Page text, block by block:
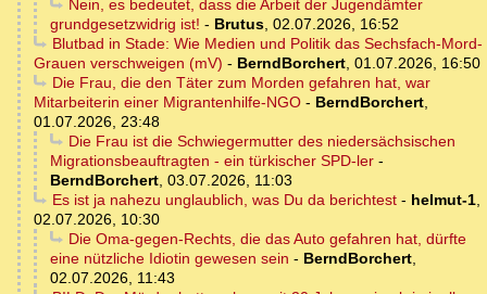
Nein, es bedeutet, dass die Arbeit der Jugendämter
grundgesetzwidrig ist! - Brutus, 02.07.2026, 16:52
Blutbad in Stade: Wie Medien und Politik das Sechsfach-Mord-
Grauen verschweigen (mV) - BerndBorchert, 01.07.2026, 16:50
Die Frau, die den Täter zum Morden gefahren hat, war
Mitarbeiterin einer Migrantenhilfe-NGO - BerndBorchert,
01.07.2026, 23:48
Die Frau ist die Schwiegermutter des niedersächsischen
Migrationsbeauftragten - ein türkischer SPD-ler -
BerndBorchert, 03.07.2026, 11:03
Es ist ja nahezu unglaublich, was Du da berichtest- helmut-1,
02.07.2026, 10:30
Die Oma-gegen-Rechts, die das Auto gefahren hat, dürfte
eine nützliche Idiotin gewesen sein - BerndBorchert,
02.07.2026, 11:43